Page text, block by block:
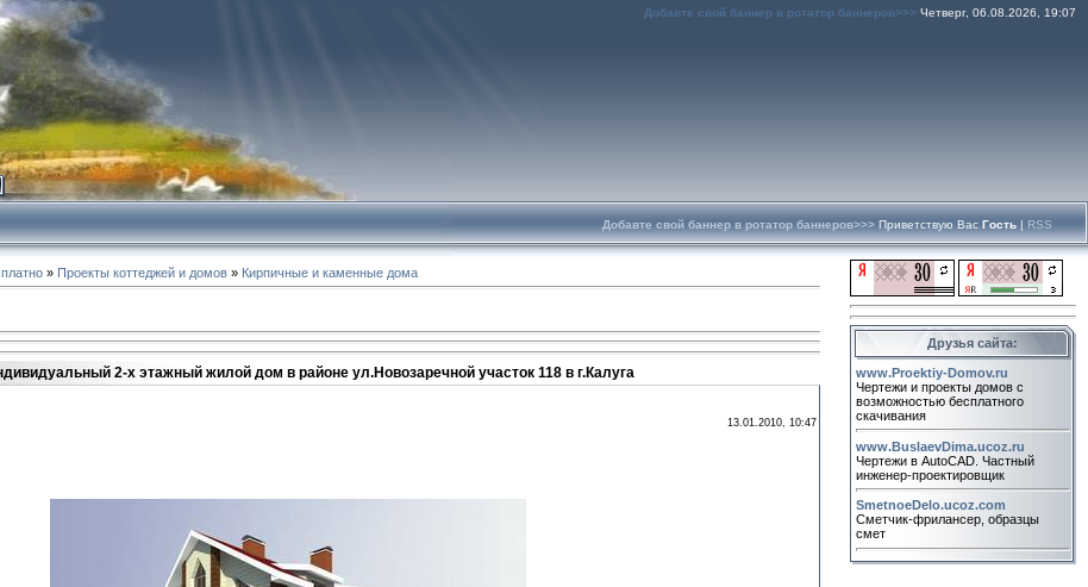
Добавте свой баннер в ротатор баннеров>>> Четверг, 06.08.2026, 19:07
Добавте свой баннер в ротатор баннеров>>> Приветствую Вас Гость | RSS
» Проекты коттеджей и домов » Кирпичные и каменные дома
2-х этажный жилой дом в районе ул.Новозаречной участок 118 в г.Калуга
13.01.2010, 10:47
Друзья сайта:
www.Proektiy-Domov.ru
Чертежи и проекты домов с
возможностью бесплатного
скачивания
www.BuslaevDima.ucoz.ru
Чертежи в AutoCAD. Частный
инженер-проектировщик
SmetnoeDelo.ucoz.com
Сметчик-фрилансер, образцы
смет